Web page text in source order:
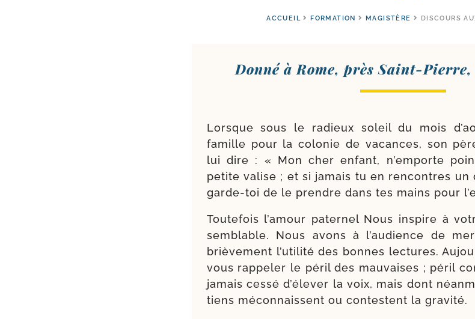
ACCUEIL FORMATION MAGISTÈRE DISCOURS
Donné à Rome, près Saint-​Pierre,
Lorsque sous le radieux soleil du mois
famille pour la colo­nie de vacances, son
lui dire : « Mon cher enfant, n’emporte
petite valise ; et si jamais tu en ren­contres un
garde-​toi de le prendre dans tes mains pour
Toutefois l’a­mour pater­nel Nous ins­pire à
sem­blable. Nous avons à l’au­dience de
briè­ve­ment l’u­ti­li­té des bonnes lec­tures.
vous rap­pe­ler le péril des mau­vaises ; péril
jamais ces­sé d’é­le­ver la voix, mais dont
tiens mécon­naissent ou contestent la gravité.